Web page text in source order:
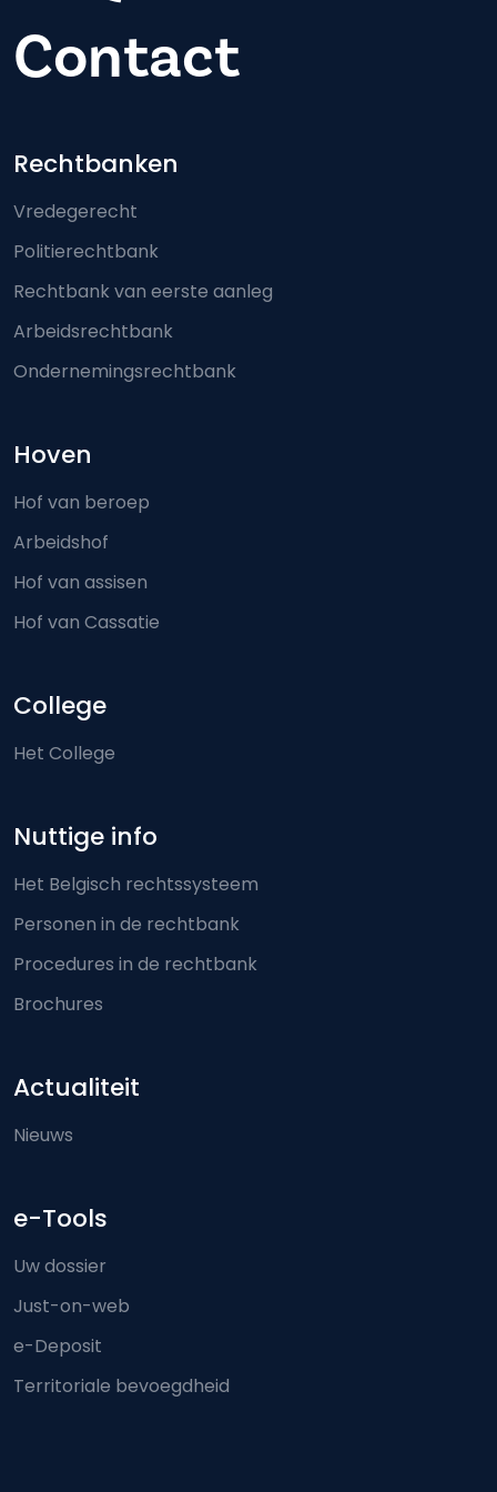
Contact
Footer-menu
Rechtbanken
Vredegerecht
Politierechtbank
Rechtbank van eerste aanleg
Arbeidsrechtbank
Ondernemingsrechtbank
Hoven
Hof van beroep
Arbeidshof
Hof van assisen
Hof van Cassatie
College
Het College
Nuttige info
Het Belgisch rechtssysteem
Personen in de rechtbank
Procedures in de rechtbank
Brochures
Actualiteit
Nieuws
e-Tools
Uw dossier
Just-on-web
e-Deposit
Territoriale bevoegdheid